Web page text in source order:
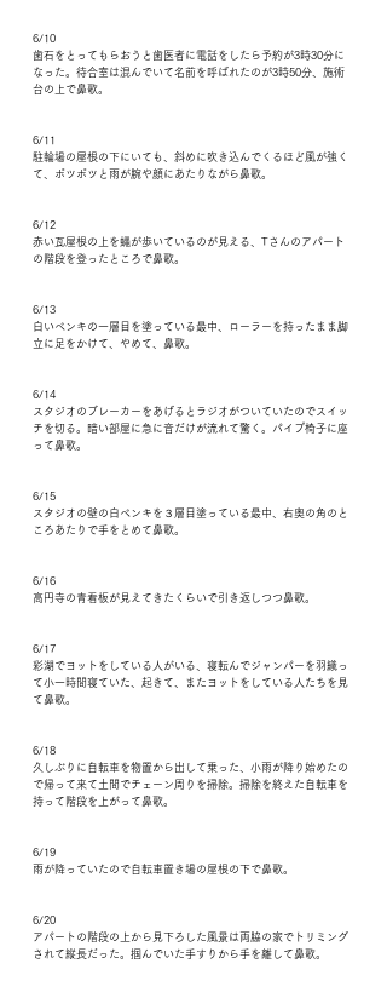
6/10
歯石をとってもらおうと歯医者に電話をしたら予約が3時30分に
なった。待合室は混んでいて名前を呼ばれたのが3時50分、施術
台の上で鼻歌。
6/11
駐輪場の屋根の下にいても、斜めに吹き込んでくるほど風が強く
て、ポツポツと雨が腕や顔にあたりながら鼻歌。
6/12
赤い瓦屋根の上を蠅が歩いているのが見える、Tさんのアパート
の階段を登ったところで鼻歌。
6/13
白いペンキの一層目を塗っている最中、ローラーを持ったまま脚
立に足をかけて、やめて、鼻歌。
6/14
スタジオのブレーカーをあげるとラジオがついていたのでスイッ
チを切る。暗い部屋に急に音だけが流れて驚く。パイプ椅子に座
って鼻歌。
6/15
スタジオの壁の白ペンキを３層目塗っている最中、右奥の角のと
ころあたりで手をとめて鼻歌。
6/16
高円寺の青看板が見えてきたくらいで引き返しつつ鼻歌。
6/17
彩湖でヨットをしている人がいる、寝転んでジャンパーを羽織っ
て小一時間寝ていた、起きて、またヨットをしている人たちを見
て鼻歌。
6/18
久しぶりに自転車を物置から出して乗った、小雨が降り始めたの
で帰って来て土間でチェーン周りを掃除。掃除を終えた自転車を
持って階段を上がって鼻歌。
6/19
雨が降っていたので自転車置き場の屋根の下で鼻歌。
6/20
アパートの階段の上から見下ろした風景は両脇の家でトリミング
されて縦長だった。掴んでいた手すりから手を離して鼻歌。